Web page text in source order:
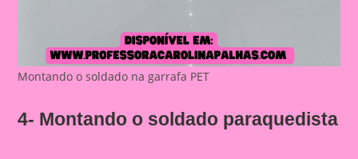
Montando o soldado na garrafa PET
4- Montando o soldado paraquedista